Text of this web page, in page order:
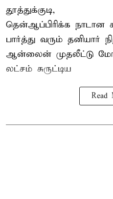
தூத்துக்குடி,
தென்ஆப்பிரிக்க நாடான
பார்த்து வரும் தனியார்
ஆன்லைன் முதலீட்டு
லட்சம் சுருட்டிய
Read